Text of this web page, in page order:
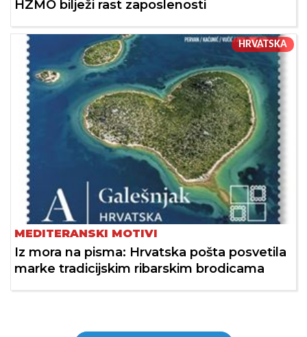
HZMO bilježi rast zaposlenosti
HRVATSKA
MEDITERANSKI MOTIVI
Iz mora na pisma: Hrvatska pošta posvetila
marke tradicijskim ribarskim brodicama